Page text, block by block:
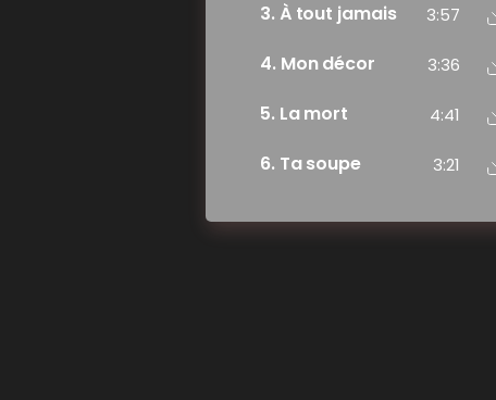
3 À tout jamais 3:57
4 Mon décor 3:36
5 La mort 4:41
6 Ta soupe 3:21